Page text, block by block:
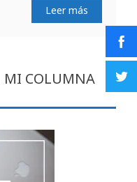
Leer más
MI COLUMNA